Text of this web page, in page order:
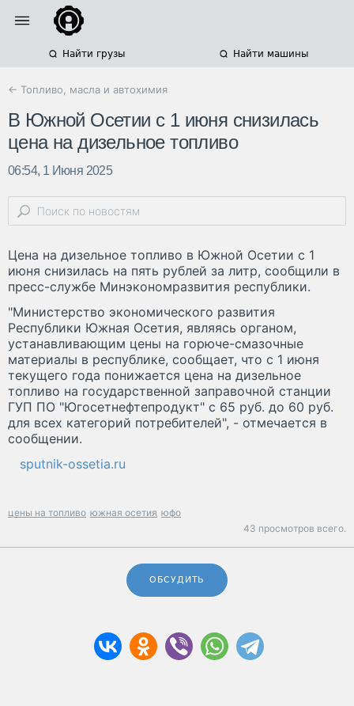
Найти грузы Найти машины
← Топливо, масла и автохимия
В Южной Осетии с 1 июня снизилась
цена на дизельное топливо
06:54, 1 Июня 2025
Цена на дизельное топливо в Южной Осетии с 1
июня снизилась на пять рублей за литр, сообщили в
пресс-службе Минэкономразвития республики.
"Министерство экономического развития
Республики Южная Осетия, являясь органом,
устанавливающим цены на горюче-смазочные
материалы в республике, сообщает, что с 1 июня
текущего года понижается цена на дизельное
топливо на государственной заправочной станции
ГУП ПО "Югосетнефтепродукт" с 65 руб. до 60 руб.
для всех категорий потребителей", - отмечается в
сообщении.
sputnik-ossetia.ru
цены на топливо южная осетия юфо
43 просмотров всего.
ОБСУДИТЬ